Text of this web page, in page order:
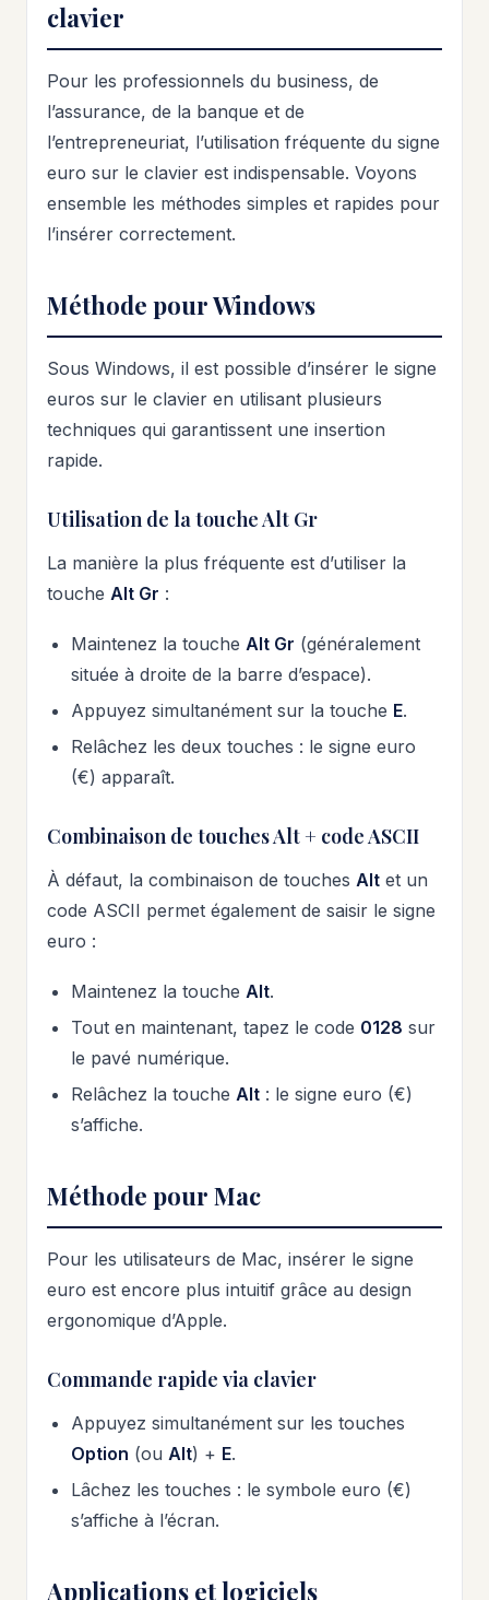
clavier
Pour les professionnels du business, de
l’assurance, de la banque et de
l’entrepreneuriat, l’utilisation fréquente du signe
euro sur le clavier est indispensable. Voyons
ensemble les méthodes simples et rapides pour
l’insérer correctement.
Méthode pour Windows
Sous Windows, il est possible d’insérer le signe
euros sur le clavier en utilisant plusieurs
techniques qui garantissent une insertion
rapide.
Utilisation de la touche Alt Gr
La manière la plus fréquente est d’utiliser la
touche Alt Gr :
Maintenez la touche Alt Gr (généralement
située à droite de la barre d’espace).
Appuyez simultanément sur la touche E.
Relâchez les deux touches : le signe euro
(€) apparaît.
Combinaison de touches Alt + code ASCII
À défaut, la combinaison de touches Alt et un
code ASCII permet également de saisir le signe
euro :
Maintenez la touche Alt.
Tout en maintenant, tapez le code 0128 sur
le pavé numérique.
Relâchez la touche Alt : le signe euro (€)
s’affiche.
Méthode pour Mac
Pour les utilisateurs de Mac, insérer le signe
euro est encore plus intuitif grâce au design
ergonomique d’Apple.
Commande rapide via clavier
Appuyez simultanément sur les touches
Option (ou Alt) + E.
Lâchez les touches : le symbole euro (€)
s’affiche à l’écran.
Applications et logiciels